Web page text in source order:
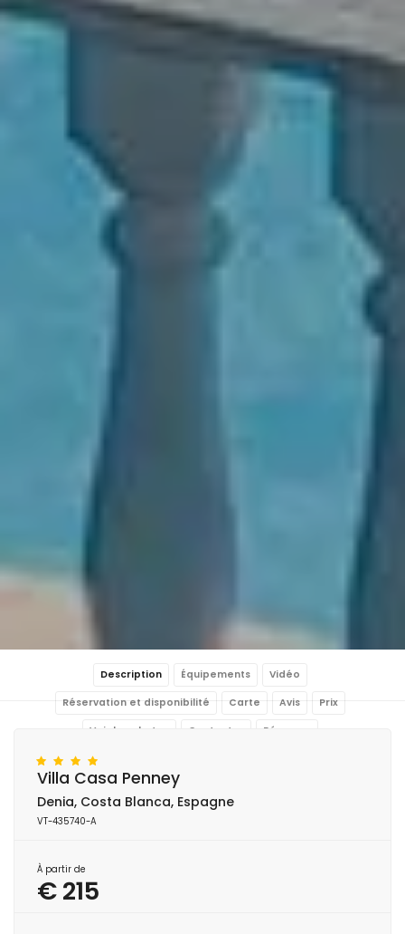
Description Équipements Vidéo
Réservation et disponibilité Carte Avis Prix
Voir les photos Contacter Réservar
Villa Casa Penney
Denia, Costa Blanca, Espagne
VT-435740-A
À partir de
€ 215